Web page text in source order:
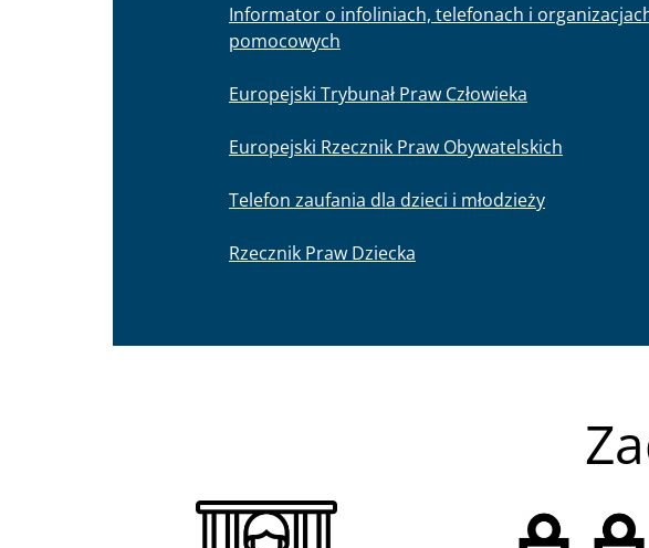
Informator o infoliniach, telefonach i
pomocowych
Europejski Trybunał Praw Człowieka
Europejski Rzecznik Praw Obywatelskich
Telefon zaufania dla dzieci i młodzieży
Rzecznik Praw Dziecka
Obraz Obraz